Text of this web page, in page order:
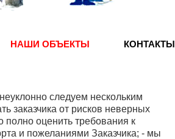
НАШИ ОБЪЕКТЫ КОНТАКТЫ
следуем нескольким
заказчика от рисков неверных
оценить требования к
и пожеланиями Заказчика; - мы